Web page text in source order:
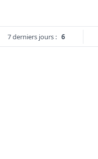
7 derniers jours : 6